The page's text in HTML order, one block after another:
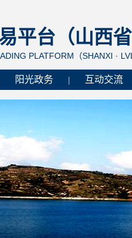
平台（山西
PLATFORM（SHANXI ·
阳光政务 互动交流